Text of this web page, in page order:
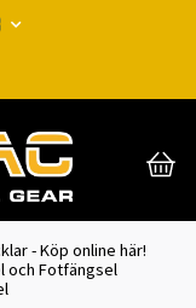
- Köp online här!
och Fotfängsel